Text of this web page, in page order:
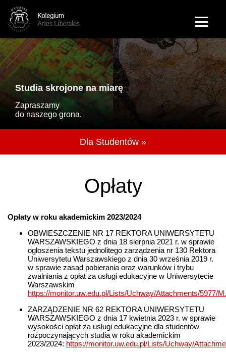
Studia skrojone na miarę
Zapraszamy
do naszego grona.
Dla Studentów »
Opłaty
Opłaty w roku akademickim 2023/2024
OBWIESZCZENIE NR 17 REKTORA UNIWERSYTETU
WARSZAWSKIEGO z dnia 18 sierpnia 2021 r. w sprawie
ogłoszenia tekstu jednolitego zarządzenia nr 130 Rektora
Uniwersytetu Warszawskiego z dnia 30 września 2019 r.
w sprawie zasad pobierania oraz warunków i trybu
zwalniania z opłat za usługi edukacyjne w Uniwersytecie
Warszawskim
https://monitor.uw.edu.pl/Lists/Uchway/Attachments/5977/
ZARZĄDZENIE NR 62 REKTORA UNIWERSYTETU
WARSZAWSKIEGO z dnia 17 kwietnia 2023 r. w sprawie
wysokości opłat za usługi edukacyjne dla studentów
rozpoczynających studia w roku akademickim
2023/2024: https://monitor.uw.edu.pl/Lists/Uchway/